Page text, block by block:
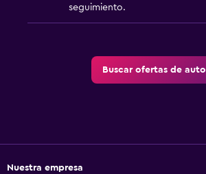
seguimiento.
Buscar ofertas de auto
Nuestra empresa